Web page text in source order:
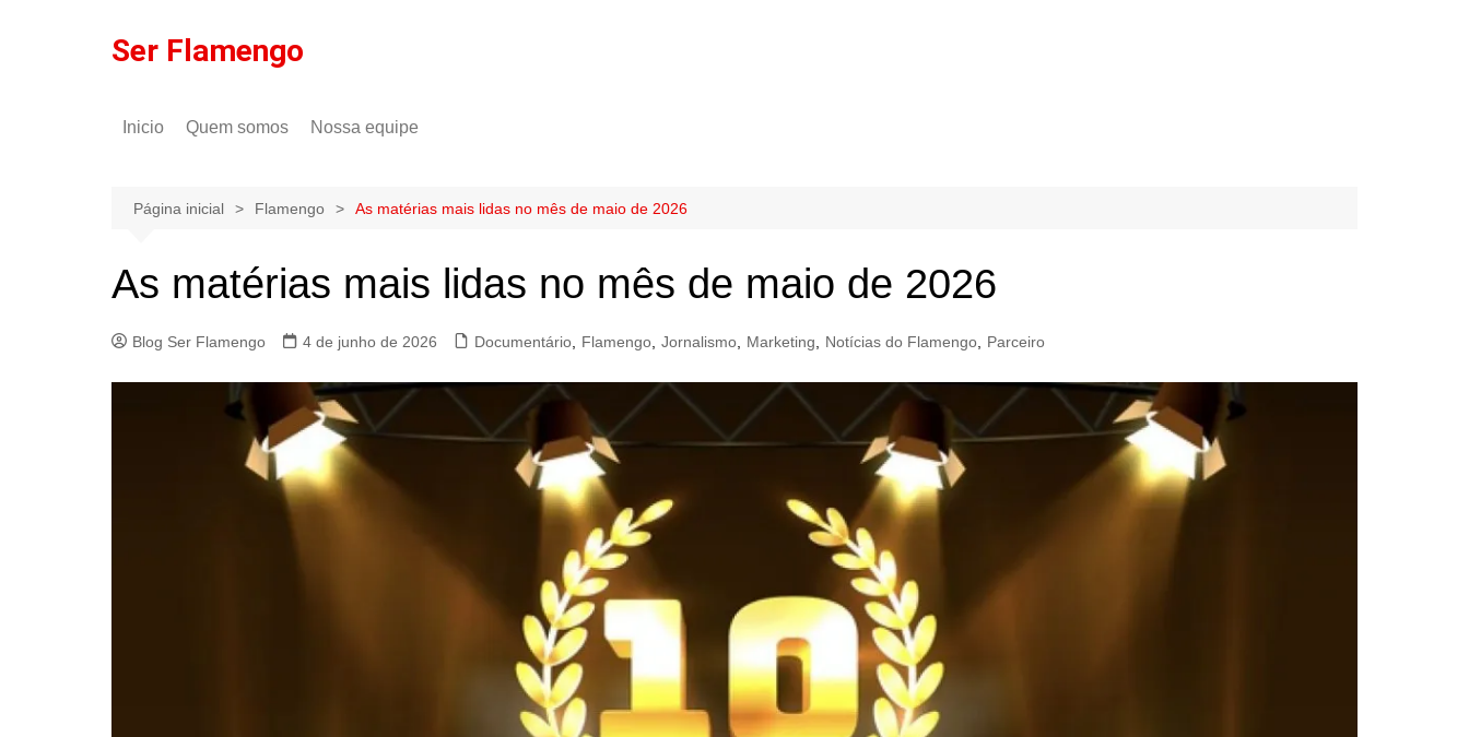
Ser Flamengo
Inicio Quem somos
Política de privacidade
Nossa equipe
Gilson Lima
Página inicial Flamengo As matérias mais lidas no mês de maio de 2026
As matérias mais lidas no mês de maio de 2026
Blog Ser Flamengo 4 de junho de 2026 Documentário Flamengo Jornalismo Marketing Notícias do Flamengo Parceiro